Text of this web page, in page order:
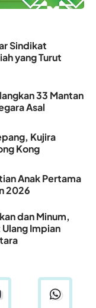
Sindikat
yang Turut
33 Mantan
Asal
Kujira
Kong
Anak Pertama
2026
dan Minum,
Impian